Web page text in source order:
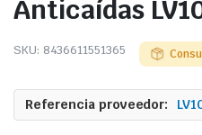
Anticaídas
SKU: 8436611551365
Referencia proveedor: